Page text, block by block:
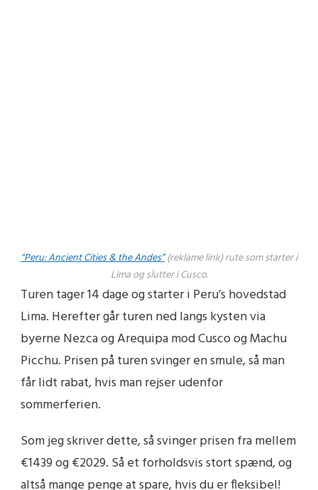
“Peru: Ancient Cities & the Andes”(reklame link)rute som starter i
Lima og slutter i Cusco.
Turen tager 14 dage og starter i Peru’s hovedstad
Lima. Herefter går turen ned langs kysten via
byerne Nezca og Arequipa mod Cusco og Machu
Picchu. Prisen på turen svinger en smule, så man
får lidt rabat, hvis man rejser udenfor
sommerferien.
Som jeg skriver dette, så svinger prisen fra mellem
€1439 og €2029. Så et forholdsvis stort spænd, og
altså mange penge at spare, hvis du er fleksibel!